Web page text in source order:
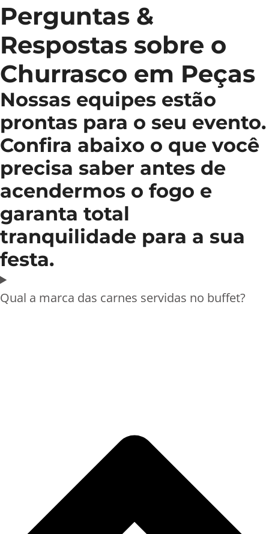
Perguntas &
Respostas sobre o
Churrasco em Peças
Nossas equipes estão
prontas para o seu evento.
Confira abaixo o que você
precisa saber antes de
acendermos o fogo e
garanta total
tranquilidade para a sua
festa.
Qual a marca das carnes servidas no buffet?